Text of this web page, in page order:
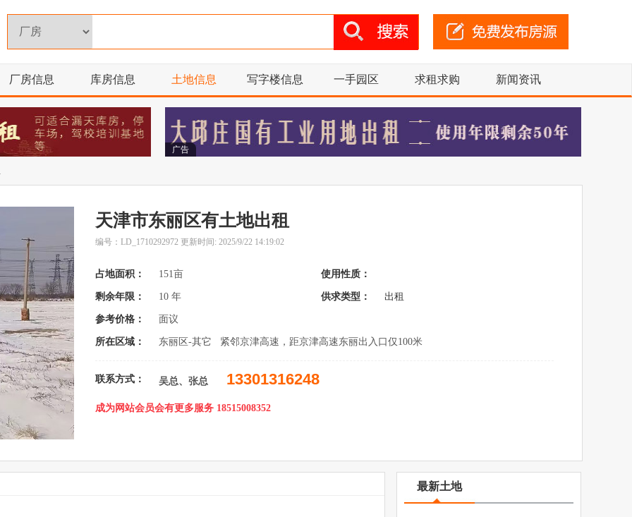
厂房信息 库房信息 土地信息 写字楼信息 一手园区 求租求购 新闻资讯
广告
天津市东丽区有土地出租
编号：LD_1710292972 更新时间: 2025/9/22 14:19:02
占地面积： 151亩 使用性质：
剩余年限： 10 年 供求类型： 出租
参考价格： 面议
所在区域： 东丽区-其它 紧邻京津高速，距京津高速东丽出入口仅100米
联系方式： 吴总、张总 13301316248
成为网站会员会有更多服务 18515008352
最新土地